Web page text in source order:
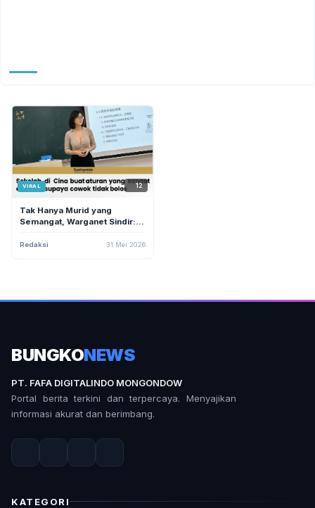
VIRAL 12
Tak Hanya Murid yang
Semangat, Warganet Sindir:
Juga Rela Jadi Ojek Tiap Hari'
Redaksi 31 Mei 2026
BUNGKONEWS
PT. FAFA DIGITALINDO MONGONDOW
Portal berita terkini dan terpercaya. Menyajikan
informasi akurat dan berimbang.
KATEGORI